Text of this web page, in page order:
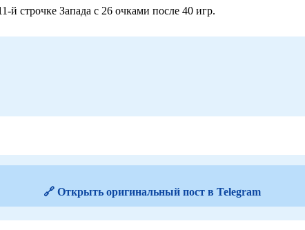
й строчке Запада с 26 очками после 40 игр.
🔗 Открыть оригинальный пост в Telegram